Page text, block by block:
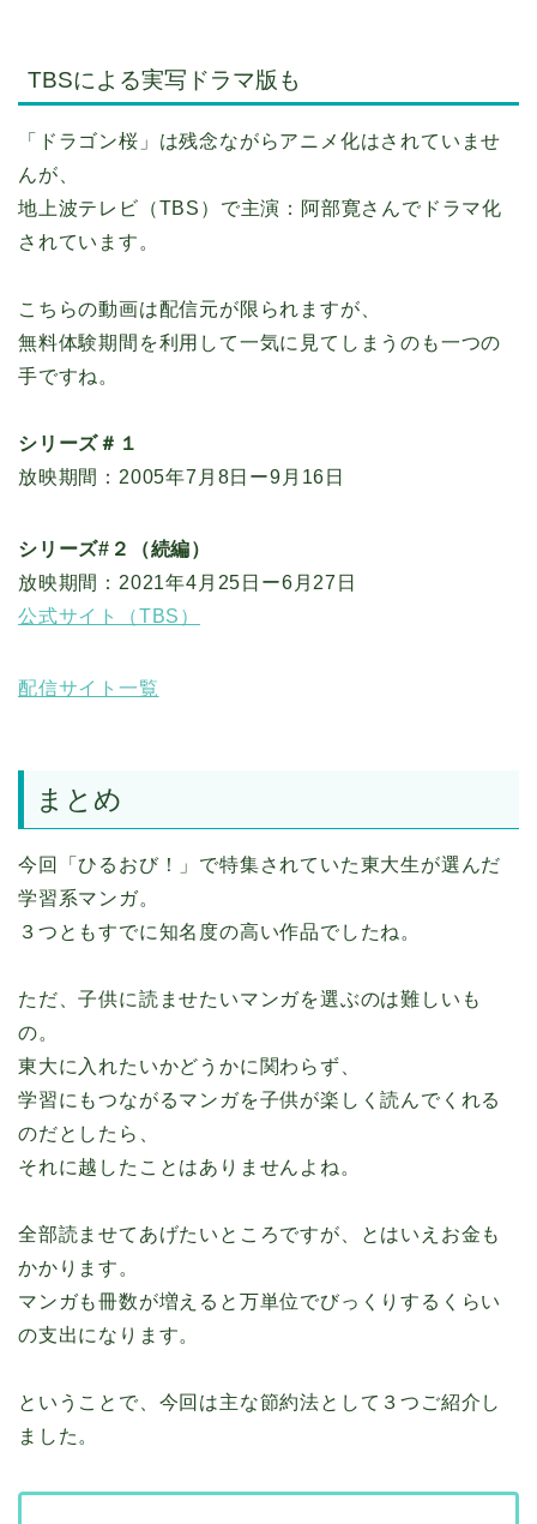
TBSによる実写ドラマ版も
「ドラゴン桜」は残念ながらアニメ化はされていませ
んが、
地上波テレビ（TBS）で主演：阿部寛さんでドラマ化
されています。
こちらの動画は配信元が限られますが、
無料体験期間を利用して一気に見てしまうのも一つの
手ですね。
シリーズ＃１
放映期間：2005年7月8日ー9月16日
シリーズ#２（続編）
放映期間：2021年4月25日ー6月27日
公式サイト（TBS）
配信サイト一覧
まとめ
今回「ひるおび！」で特集されていた東大生が選んだ
学習系マンガ。
３つともすでに知名度の高い作品でしたね。
ただ、子供に読ませたいマンガを選ぶのは難しいも
の。
東大に入れたいかどうかに関わらず、
学習にもつながるマンガを子供が楽しく読んでくれる
のだとしたら、
それに越したことはありませんよね。
全部読ませてあげたいところですが、とはいえお金も
かかります。
マンガも冊数が増えると万単位でびっくりするくらい
の支出になります。
ということで、今回は主な節約法として３つご紹介し
ました。